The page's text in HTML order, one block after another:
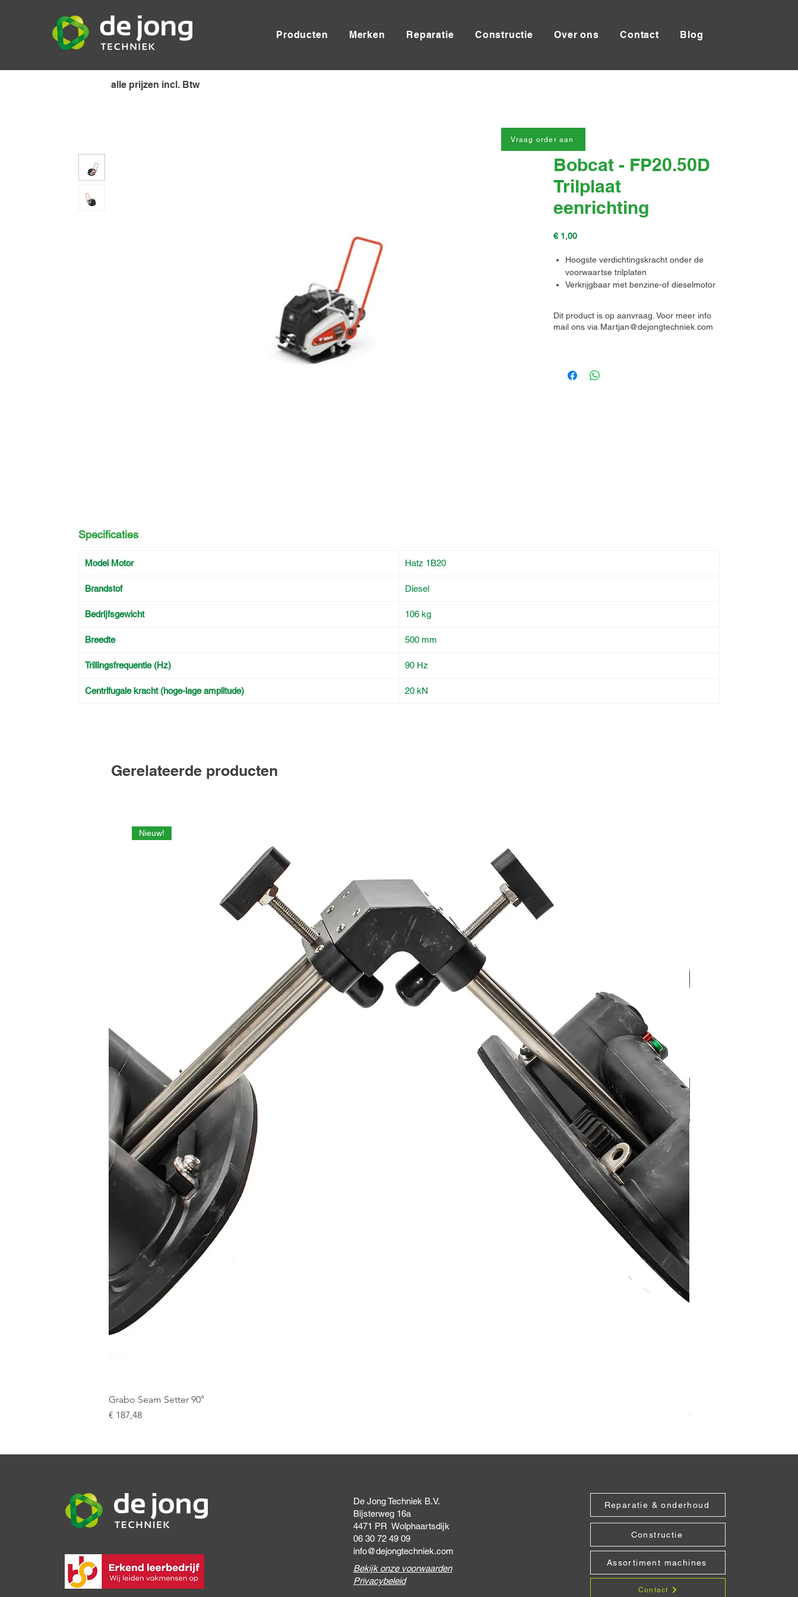
Producten Merken Reparatie Constructie Over ons Contact Blog
Bobcat - FP20.50D
Trilplaat
eenrichting
€ 1,00Prijs
Hoogste verdichtingskracht onder de
voorwaartse trilplaten
Verkrijgbaar met benzine-of dieselmotor
Optioneel zonder gereedschap monteer
baar watersproeisysteem, waardoor het
monteerbare rubberen mat voor
Dit product is op aanvraag. Voor meer info
mail ons via Martjan@dejongtechniek.com
Specificaties
Model Motor Hatz 1B20
Brandstof Diesel
Bedrijfsgewicht 106 kg
Breedte 500 mm
Trillingsfrequentie (Hz) 90 Hz
Centrifugale kracht (hoge-lage amplitude) 20 kN
alle prijzen incl. Btw
Vraag order aan
Gerelateerde producten
Nieuw!
Grabo Seam Setter 90°
Prijs
€ 187,48
Grabo Seam Setter Recht
Prijs
€ 151,25
De Jong Techniek B.V.
Bijsterweg 16a
4471 PR Wolphaartsdijk
06 30 72 49 09
info@dejongtechniek.com
Bekijk onze voorwaarden
Privacybeleid
Reparatie & onderhoud
Constructie
Assortiment machines
Contact